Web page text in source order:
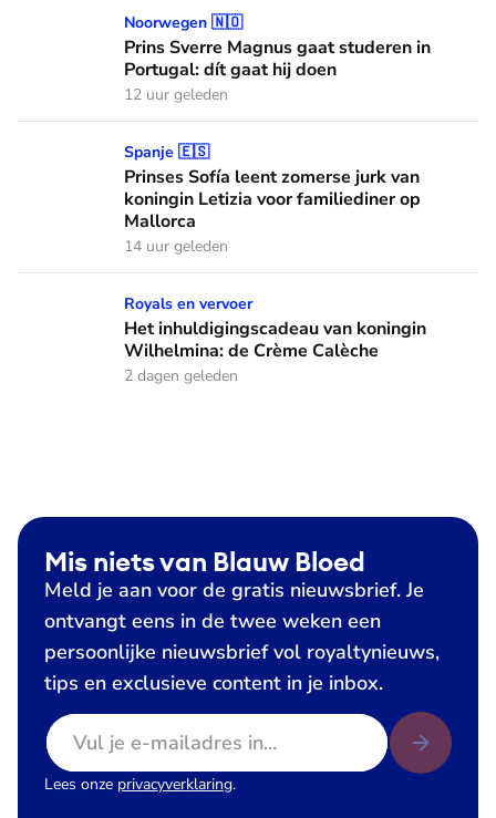
Prins Sverre Magnus gaat studeren in Portugal: dít gaat hij
Noorwegen 🇳🇴
Prins Sverre Magnus gaat studeren in
Portugal: dít gaat hij doen
12 uur geleden
Prinses Sofía leent zomerse jurk van koningin Letizia voor
Spanje 🇪🇸
Prinses Sofía leent zomerse jurk van
koningin Letizia voor familiediner op
Mallorca
14 uur geleden
Het inhuldigingscadeau van koningin Wilhelmina: de
Royals en vervoer
Het inhuldigingscadeau van koningin
Wilhelmina: de Crème Calèche
2 dagen geleden
Mis niets van Blauw Bloed
Meld je aan voor de gratis nieuwsbrief. Je
ontvangt eens in de twee weken een
persoonlijke nieuwsbrief vol royaltynieuws,
tips en exclusieve content in je inbox.
E-mailadres
Lees onze privacyverklaring.